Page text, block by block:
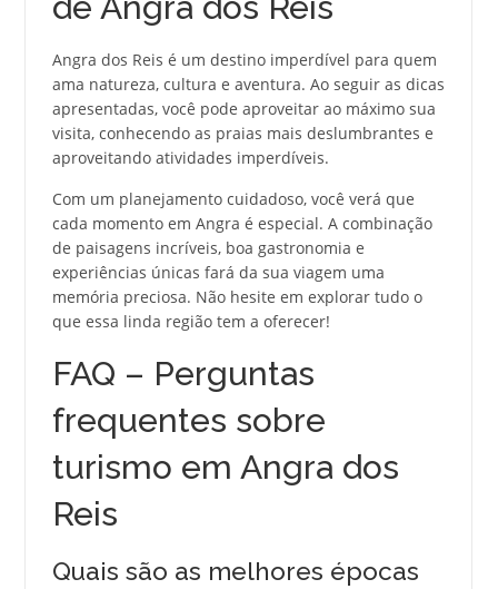
Angra dos Reis é um destino imperdível para quem
ama natureza, cultura e aventura. Ao seguir as dicas
apresentadas, você pode aproveitar ao máximo sua
visita, conhecendo as praias mais deslumbrantes e
aproveitando atividades imperdíveis.
Com um planejamento cuidadoso, você verá que
cada momento em Angra é especial. A combinação
de paisagens incríveis, boa gastronomia e
experiências únicas fará da sua viagem uma
memória preciosa. Não hesite em explorar tudo o
que essa linda região tem a oferecer!
FAQ – Perguntas
frequentes sobre
turismo em Angra dos
Reis
Quais são as melhores épocas